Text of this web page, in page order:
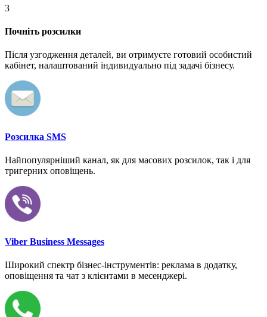
3
Почніть розсилки
Після узгодження деталей, ви отримуєте готовий особистий
кабінет, налаштований індивидуально під задачі бізнесу.
Розсилка SMS
Найпопулярніший канал, як для масових розсилок, так і для
тригерних оповіщень.
Viber Business Messages
Широкий спектр бізнес-інструментів: реклама в додатку,
оповіщення та чат з клієнтами в месенджері.